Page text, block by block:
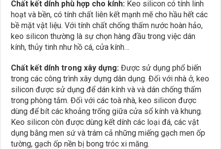
Chất kết dính phù hợp cho kính: Keo silicon có tính linh
hoạt và bền, có tính chất liên kết mạnh mẽ cho hầu hết các
bề mặt vật liệu. Với tính chất chống thấm nước hoàn hảo,
keo silicon thường là sự chọn hàng đầu trong việc dán
kính, thủy tinh như hồ cá, cửa kính…
Chất kết dính trong xây dựng: Được sử dụng phổ biến
trong các công trình xây dựng dân dụng. Đối với nhà ở, keo
silicon được sử dụng để dán kính và và dán chống thấm
trong phòng tắm. Đối với các toà nhà, keo silicon được
dùng để bít các khoảng trống giữa cửa sổ kính và khung.
Keo silicon còn được dùng kết dính các loại đá, các vật
dụng bằng men sứ và trám cả những miếng gạch men ốp
tường, gạch ốp nền bị bong tróc xi măng.